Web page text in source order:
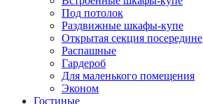
Под потолок
Раздвижные шкафы-купе
Открытая секция посередине
Распашные
Гардероб
Для маленького помещения
Эконом
Гостиные